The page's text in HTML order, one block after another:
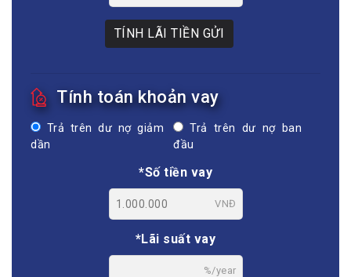
TÍNH LÃI TIỀN GỬI
Tính toán khoản vay
Trả trên dư nợ giảm
dần
Trả trên dư nợ ban
đầu
*Số tiền vay
VNĐ
*Lãi suất vay
%/year